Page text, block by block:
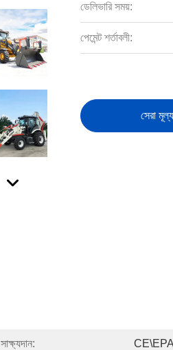
ডেলিভারি সময়:
পেমেন্ট শর্তাবলী:
সেরা
সাক্ষ্যদান: